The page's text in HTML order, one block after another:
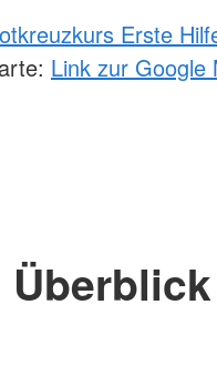
Erste
Link zur Google